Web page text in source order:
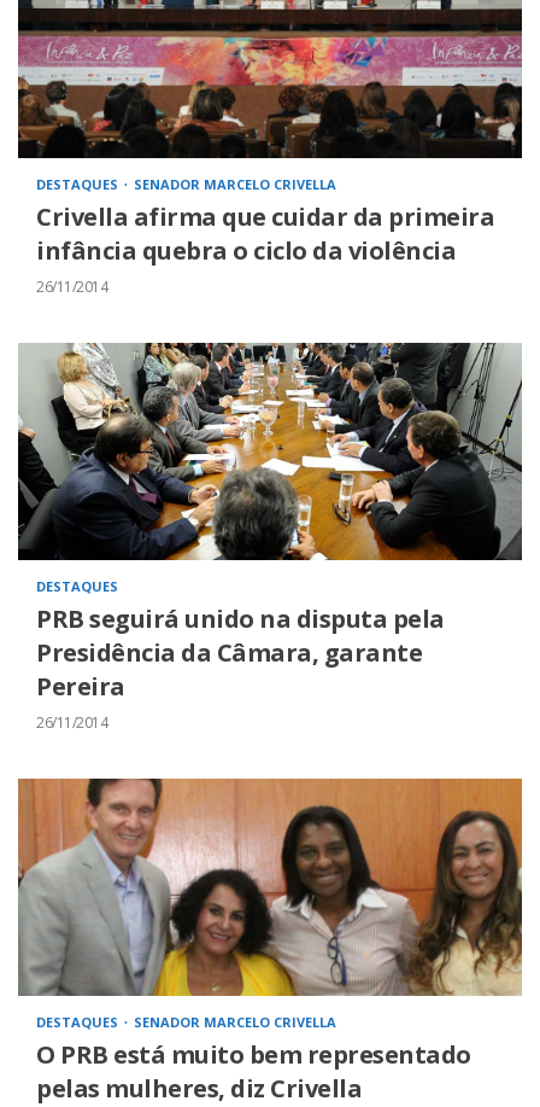
DESTAQUES SENADOR MARCELO CRIVELLA
Crivella afirma que cuidar da primeira
infância quebra o ciclo da violência
26/11/2014
DESTAQUES
PRB seguirá unido na disputa pela
Presidência da Câmara, garante
Pereira
26/11/2014
DESTAQUES SENADOR MARCELO CRIVELLA
O PRB está muito bem representado
pelas mulheres, diz Crivella